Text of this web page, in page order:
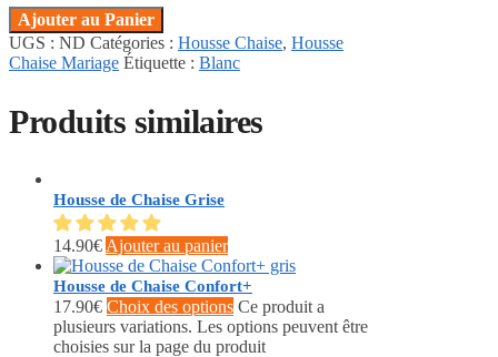
Ajouter au Panier
UGS : ND Catégories : Housse Chaise, Housse
Chaise Mariage Étiquette : Blanc
Produits similaires
Housse de Chaise Grise
14.90€ Ajouter au panier
Housse de Chaise Confort+
17.90€ Choix des options Ce produit a
plusieurs variations. Les options peuvent être
choisies sur la page du produit